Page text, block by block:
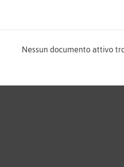
Nessun documento attivo